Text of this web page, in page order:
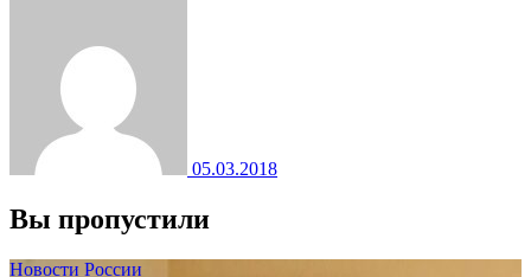
05.03.2018
Вы пропустили
Новости России